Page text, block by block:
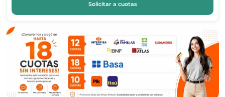
Solicitar a cuotas